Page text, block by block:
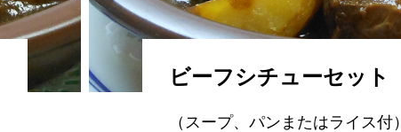
ビーフシチューセット
（スープ、パンまたはライス付）